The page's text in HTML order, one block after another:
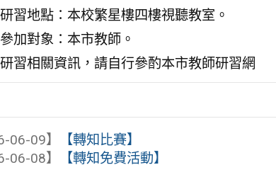
研習地點：本校繁星樓四樓視聽教室。
參加對象：本市教師。
研習相關資訊，請自行參酌本市教師研習網
06-09】
【轉知比賽】
06-08】
【轉知免費活動】